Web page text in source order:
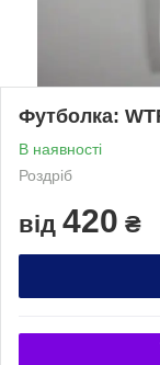
Футболка:
В наявності
Роздріб
від 420 ₴